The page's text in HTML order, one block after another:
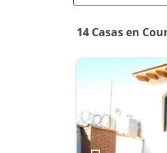
14 Casas en